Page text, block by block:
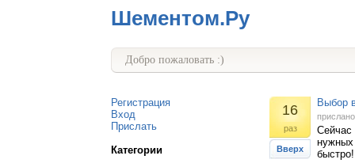
Шементом.Ру
Добро пожаловать :)
Регистрация
Вход
Прислать
Категории
16
раз
Вверх
Выбор
Сейчас
нужных
быстро!